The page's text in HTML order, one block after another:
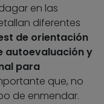
en las
diferentes
de orientación
autoevaluación y
para
que, no
de enmendar.